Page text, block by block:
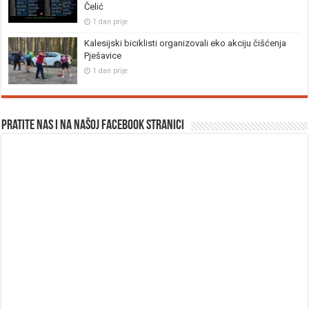
Čelić
1 dan prije
Kalesijski biciklisti organizovali eko akciju čišćenja
Pješavice
1 dan prije
Pratite nas i na našoj facebook stranici